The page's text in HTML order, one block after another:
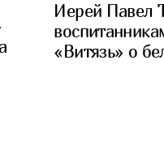
Иерей Павел
«Витязь» о